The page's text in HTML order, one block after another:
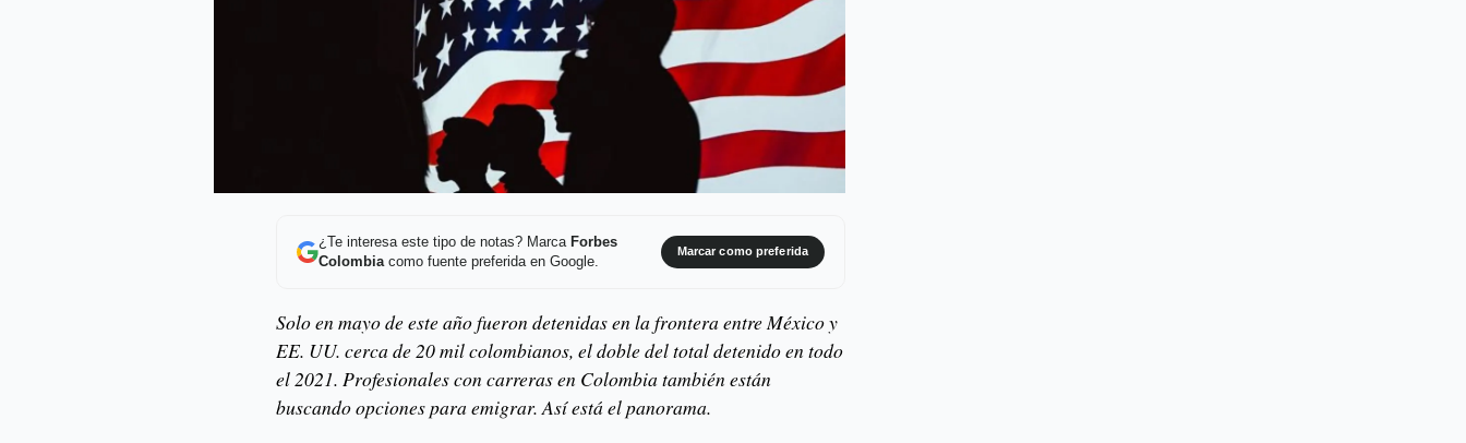
¿Te interesa este tipo de notas? Marca Forbes
Colombiacomo fuente preferida en Google.
Marcar como preferida
Solo en mayo de este año fueron detenidas en la frontera entre México y
EE. UU. cerca de 20 mil colombianos, el doble del total detenido en todo
el 2021. Profesionales con carreras en Colombia también están
buscando opciones para emigrar. Así está el panorama.